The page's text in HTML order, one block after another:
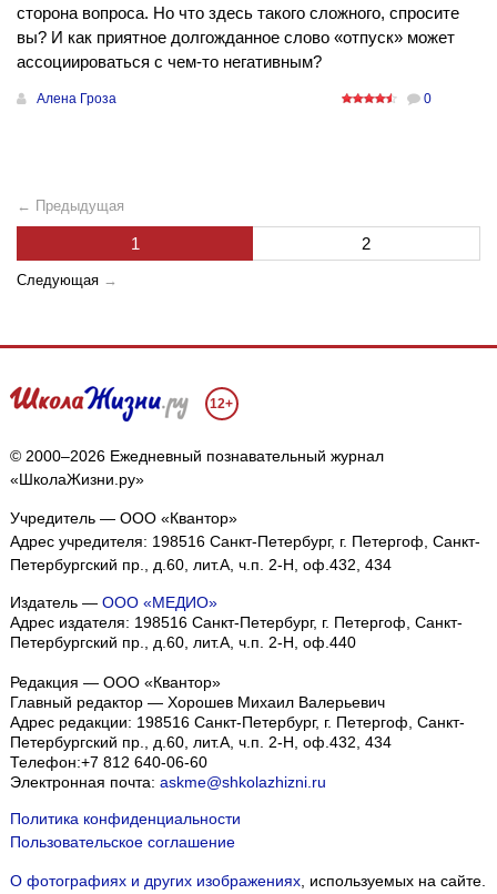
сторона вопроса. Но что здесь такого сложного, спросите
вы? И как приятное долгожданное слово «отпуск» может
ассоциироваться с чем-то негативным?
Алена Гроза 0
← Предыдущая
1 2
Следующая →
12+
© 2000–2026 Ежедневный познавательный журнал
«ШколаЖизни.ру»
Учредитель — ООО «Квантор»
Адрес учредителя: 198516 Санкт-Петербург, г. Петергоф, Санкт-
Петербургский пр., д.60, лит.А, ч.п. 2-Н, оф.432, 434
Издатель — ООО «МЕДИО»
Адрес издателя: 198516 Санкт-Петербург, г. Петергоф, Санкт-
Петербургский пр., д.60, лит.А, ч.п. 2-Н, оф.440
Редакция — ООО «Квантор»
Главный редактор — Хорошев Михаил Валерьевич
Адрес редакции: 198516 Санкт-Петербург, г. Петергоф Санкт-
Петербургский пр., д.60, лит.А, ч.п. 2-Н, оф.432, 434
Телефон:+7 812 640-06-60
Электронная почта: askme@shkolazhizni.ru
Политика конфиденциальности
Пользовательское соглашение
О фотографиях и других изображениях, используемых на сайте.